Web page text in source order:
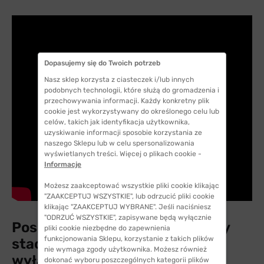
Posiadamy nasz salon optyczny
stacjonarny, czy sprzedajemy
wyłącznie online?
Dopasujemy się do Twoich potrzeb
Nasz sklep korzysta z ciasteczek i/lub innych
podobnych technologii, które służą do gromadzenia i
przechowywania informacji. Każdy konkretny plik
cookie jest wykorzystywany do określonego celu lub
celów, takich jak identyfikacja użytkownika,
uzyskiwanie informacji sposobie korzystania ze
naszego Sklepu lub w celu spersonalizowania
wyświetlanych treści. Więcej o plikach cookie -
Informacje
Możesz zaakceptować wszystkie pliki cookie klikając
"ZAAKCEPTUJ WSZYSTKIE", lub odrzucić pliki cookie
klikając "ZAAKCEPTUJ WYBRANE". Jeśli naciśniesz
"ODRZUĆ WSZYSTKIE", zapisywane będą wyłącznie
pliki cookie niezbędne do zapewnienia
funkcjonowania Sklepu, korzystanie z takich plików
nie wymaga zgody użytkownika. Możesz również
dokonać wyboru poszczególnych kategorii plików